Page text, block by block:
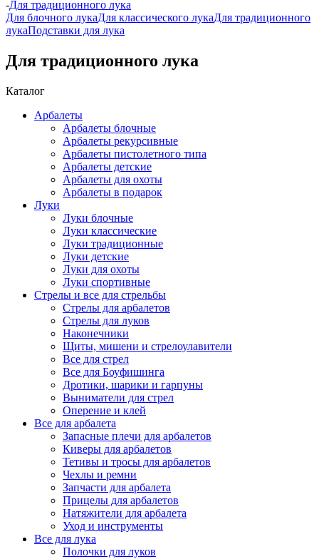
-Для традиционного лука
Для блочного лукаДля классического лукаДля традиционного
лукаПодставки для лука
Для традиционного лука
Каталог
Арбалеты
Арбалеты блочные
Арбалеты рекурсивные
Арбалеты пистолетного типа
Арбалеты детские
Арбалеты для охоты
Арбалеты в подарок
Луки
Луки блочные
Луки классические
Луки традиционные
Луки детские
Луки для охоты
Луки спортивные
Стрелы и все для стрельбы
Стрелы для арбалетов
Стрелы для луков
Наконечники
Щиты, мишени и стрелоулавители
Все для стрел
Все для Боуфишинга
Дротики, шарики и гарпуны
Выниматели для стрел
Оперение и клей
Все для арбалета
Запасные плечи для арбалетов
Киверы для арбалетов
Тетивы и тросы для арбалетов
Чехлы и ремни
Запчасти для арбалета
Прицелы для арбалетов
Натяжители для арбалета
Уход и инструменты
Все для лука
Полочки для луков